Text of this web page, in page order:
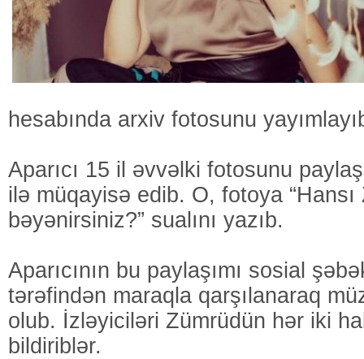
hesabında arxiv fotosunu
Aparıcı 15 il əvvəlki fotosunu
ilə müqayisə edib. O, fotoya “Hansı
bəyənirsiniz?” sualını yazıb.
Aparıcının bu paylaşımı sosial
tərəfindən maraqla qarşılanaraq
olub. İzləyiciləri Zümrüdün hər iki
bildiriblər.